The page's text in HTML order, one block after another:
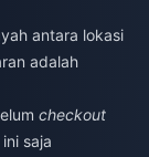
antara lokasi
adalah
checkout
saja